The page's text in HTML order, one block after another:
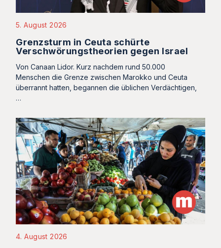
5. August 2026
Grenzsturm in Ceuta schürte
Verschwörungstheorien gegen Israel
Von Canaan Lidor. Kurz nachdem rund 50.000
Menschen die Grenze zwischen Marokko und Ceuta
überrannt hatten, begannen die üblichen Verdächtigen,
…
4. August 2026